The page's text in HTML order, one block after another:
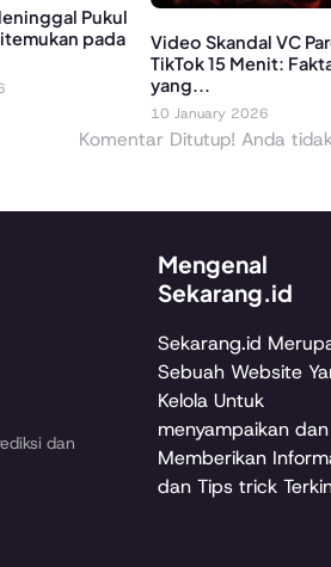
Pukul
pada
Video Skandal VC
TikTok 15 Menit:
yang...
10 January 2026
Komentar Ditutup! Anda
dan
Mengenal
Sekarang.id
Sekarang.id
Sebuah Website
Kelola Untuk
menyampaikan dan
Memberikan
dan Tips trick